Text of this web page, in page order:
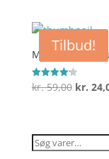
var:
kr.
Tilbud!
Macadamia
Vurderet
4.2
kr.59,00 Den
var:
kr.
kr.
Søg